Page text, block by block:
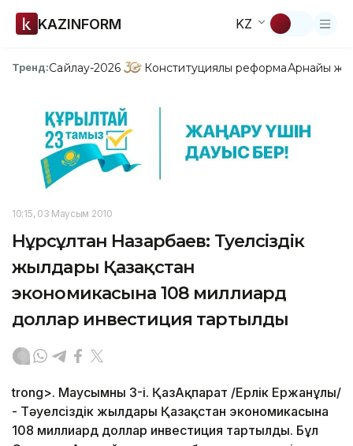
KAZINFORM KZ
Тренд:Сайлау-2026 Конституциялық реформаАрнайы
10:15, 03 Маусым 2010
Нұрсұлтан Назарбаев: Тәуелсіздік
жылдары Қазақстан
экономикасына 108 миллиард
доллар инвестиция тартылды
trong>. Маусымның 3-і. ҚазАқпарат /Ерлік Ержанұлы/
- Тәуелсіздік жылдары Қазақстан экономикасына
108 миллиард доллар инвестиция тартылды. Бұл